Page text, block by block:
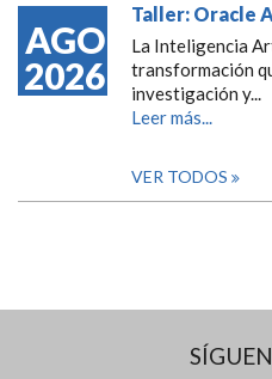
AGO
2026
Taller: Oracle
La Inteligencia
transformación
investigación y...
Leer más...
VER TODOS